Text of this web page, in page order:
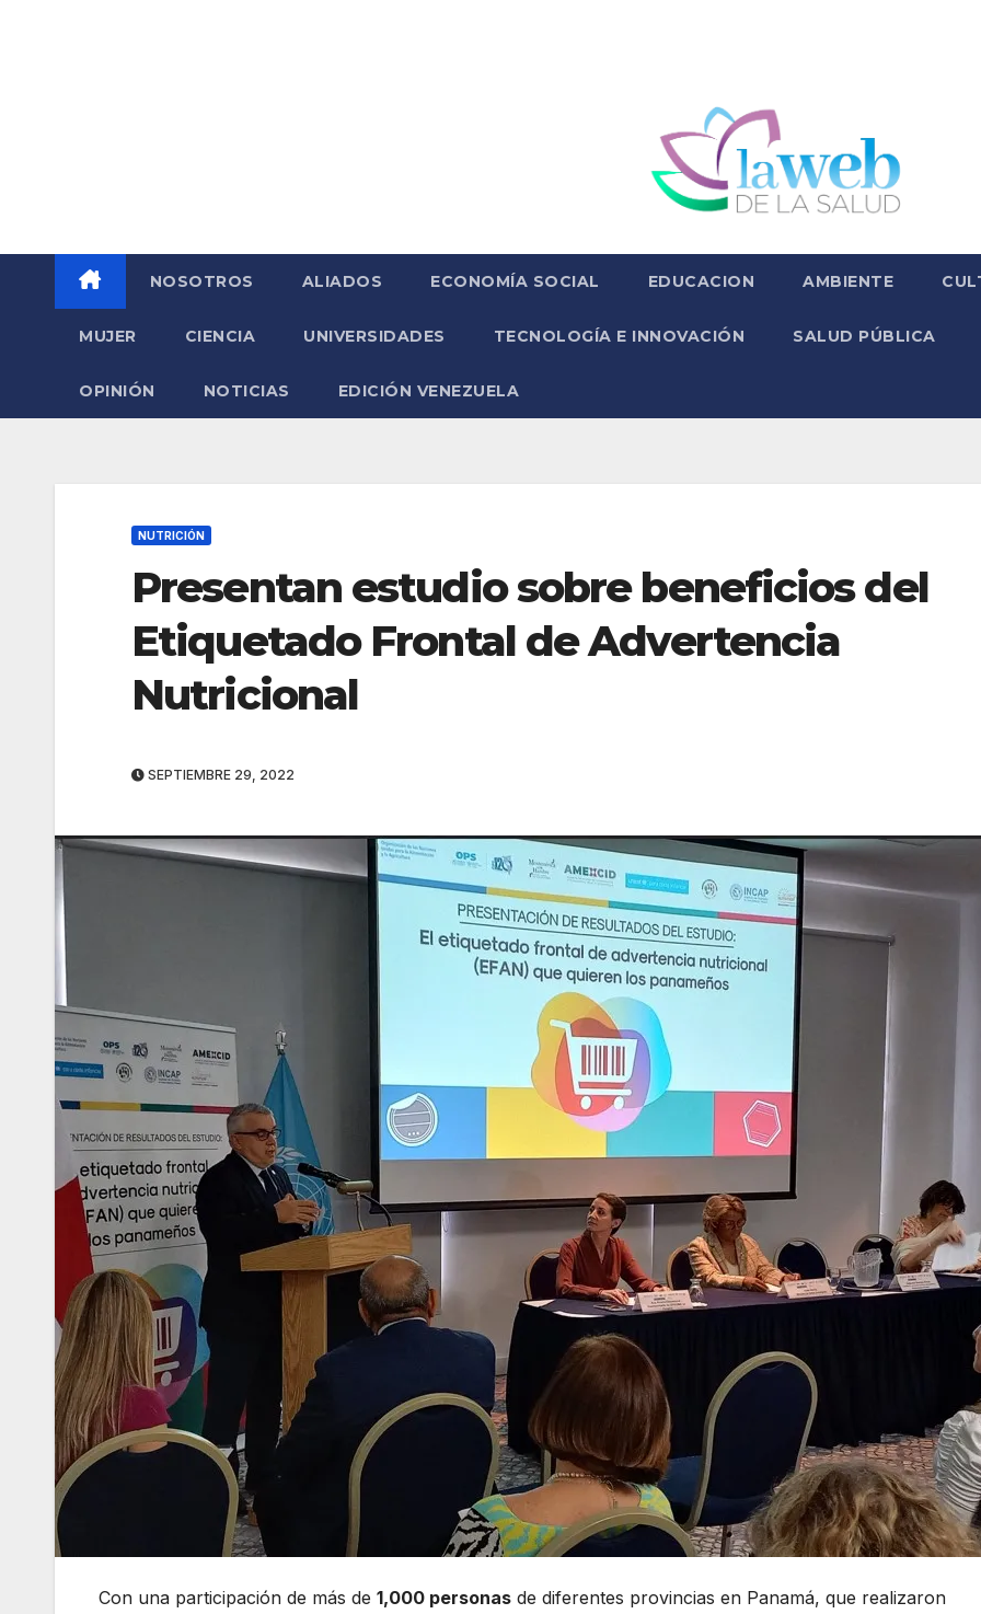
NOSOTROS ALIADOS ECONOMÍA SOCIAL EDUCACION AMBIENTE
MUJER CIENCIA UNIVERSIDADES TECNOLOGÍA E INNOVACIÓN SALUD PÚBLICA
OPINIÓN NOTICIAS EDICIÓN VENEZUELA
NUTRICIÓN
Presentan estudio sobre beneficios del
Etiquetado Frontal de Advertencia
Nutricional
SEPTIEMBRE 29, 2022
Con una participación de más de 1,000 personas de diferentes provincias en Panamá, que realizaron